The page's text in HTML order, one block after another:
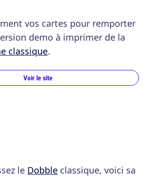
vos cartes pour remporter
demo à imprimer de la
classique.
Voir le site
le Dobble classique, voici sa